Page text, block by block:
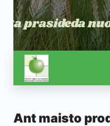
Ant maisto